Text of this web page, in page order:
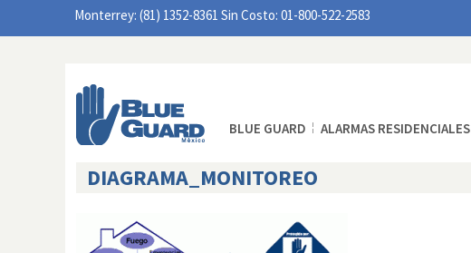
Monterrey: (81) 1352-8361 Sin Costo: 01-800-522-2583
BLUE GUARD ALARMAS RESIDENCIALES
DIAGRAMA_MONITOREO